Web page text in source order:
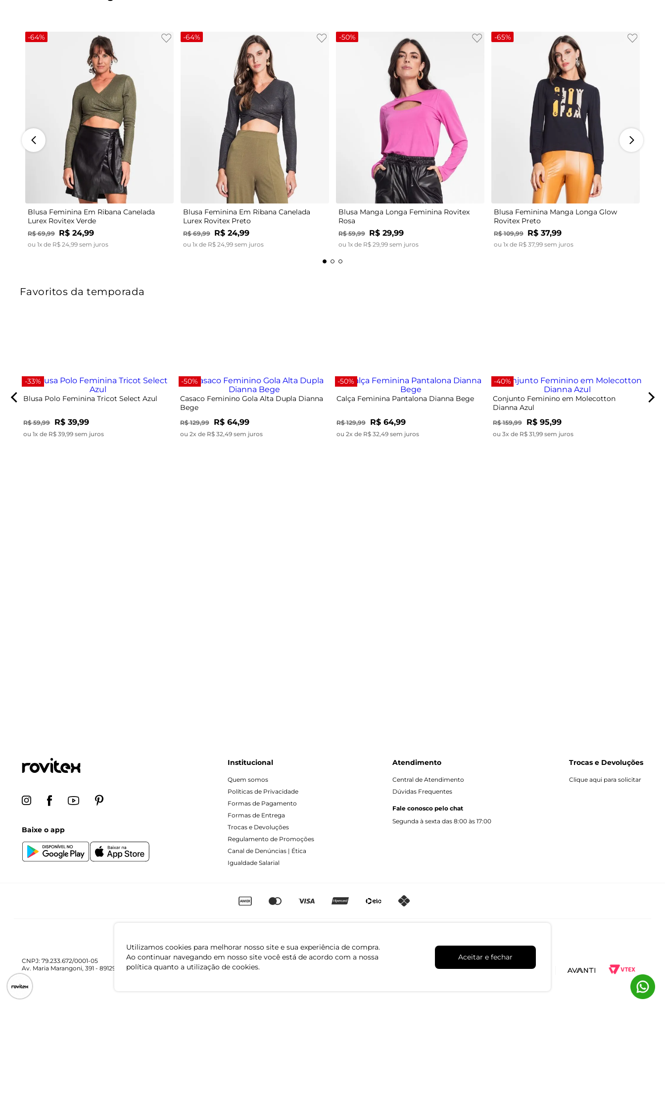
Utilizamos cookies para melhorar nosso site e sua experiência de compra.
Ao continuar navegando em nosso site você está de acordo com a nossa
política quanto a utilização de cookies.
Aceitar e fechar
-64%
Blusa Feminina Em Ribana Canelada
Lurex Rovitex Verde
R$ 69,99 R$ 24,99
ou 1x de R$ 24 99 sem juros
-64%
Blusa Feminina Em Ribana Canelada
Lurex Rovitex Preto
R$ 69,99 R$ 24,99
ou 1x de R$ 24 99 sem juros
-50%
P M G GG
Blusa Manga Longa Feminina Rovitex
Rosa
R$ 59,99 R$ 29,99
ou 1x de R$ 29 99 sem juros
-65%
G
Blusa Feminina Manga Longa Glow
Rovitex Preto
R$ 109,99 R$ 37,99
ou 1x de R$ 37,99 sem juros
Favoritos da temporada
-33%
Blusa Polo Feminina Tricot Select Azul
R$ 59,99 R$ 39,99
ou 1x de R$ 39,99 sem juros
-50%
Casaco Feminino Gola Alta Dupla Dianna
Bege
R$ 129,99 R$ 64,99
ou 2x de R$ 32,49 sem juros
-50%
Calça Feminina Pantalona Dianna Bege
R$ 129,99 R$ 64,99
ou 2x de R$ 32,49 sem juros
-40%
Conjunto Feminino em Molecotton
Dianna Azul
R$ 159,99 R$ 95,99
ou 3x de R$ 31,99 sem juros
Baixe o app
Institucional
Quem somos
Políticas de Privacidade
Formas de Pagamento
Formas de Entrega
Trocas e Devoluções
Regulamento de Promoções
Canal de Denúncias | Ética
Igualdade Salarial
Atendimento
Central de Atendimento
Dúvidas Frequentes
Fale conosco pelo chat
Segunda à sexta das 8:00 às 17:00
Trocas e Devoluções
Clique aqui para solicitar
CNPJ: 79.233.672/0001-05
Av. Maria Marangoni, 391 - 89129-080 - Luiz Alves - SC